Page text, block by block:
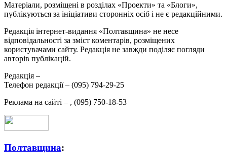
Матеріали, розміщені в розділах «Проекти» та «Блоги»,
публікуються за ініціативи сторонніх осіб і не є редакційними.
Редакція інтернет-видання «Полтавщина» не несе
відповідальності за зміст коментарів, розміщених
користувачами сайту. Редакція не завжди поділяє погляди
авторів публікацій.
Редакція –
Телефон редакції – (095) 794-29-25
Реклама на сайті – , (095) 750-18-53
Полтавщина: